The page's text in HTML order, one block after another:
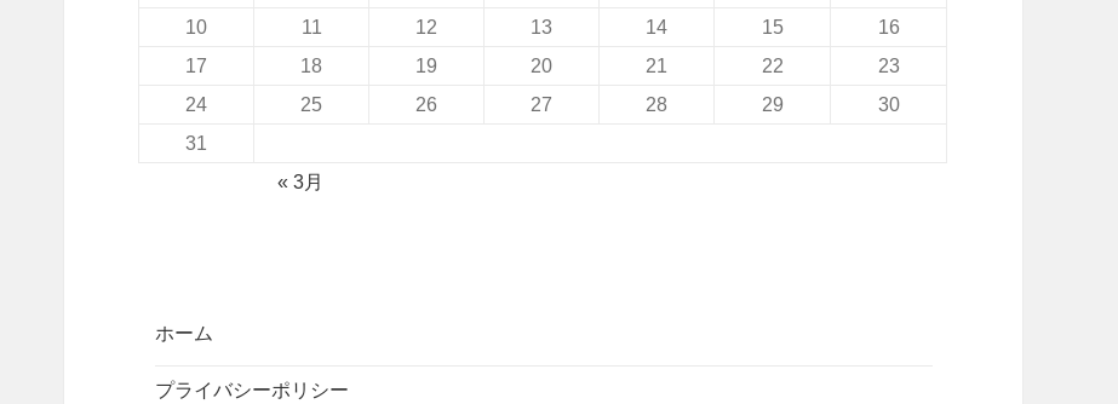
10
11 12 13 14 15
16
17
18 19 20 21 22
23
24
25 26 27 28 29
30
31
« 3月
ホーム
プライバシーポリシー